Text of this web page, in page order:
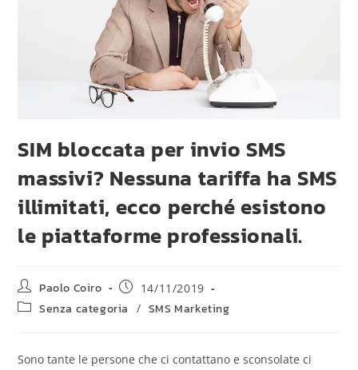
SIM bloccata per invio SMS
massivi? Nessuna tariffa ha SMS
illimitati, ecco perché esistono
le piattaforme professionali.
Paolo Coiro 14/11/2019
Senza categoria / SMS Marketing
Sono tante le persone che ci contattano e sconsolate ci